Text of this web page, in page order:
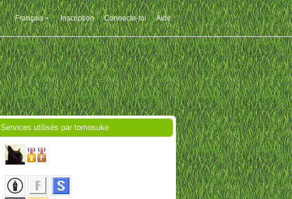
Français Inscription Connecte-toi Aide
Services utilisés par tomosuke